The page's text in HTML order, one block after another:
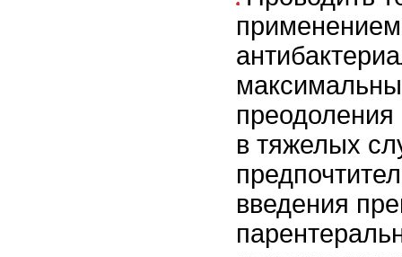
применением
в тяжелых
введения